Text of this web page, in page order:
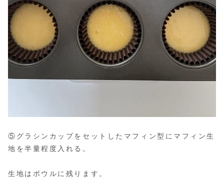
⑤グラシンカップをセットしたマフィン型にマフィン生
地を半量程度入れる。
生地はボウルに残ります。